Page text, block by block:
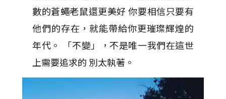
數的蒼蠅老鼠還更美好 你要相信只要有
他們的存在，就能帶給你更璀璨輝煌的
年代。 「不變」，不是唯一我們在這世
上需要追求的 別太執著。